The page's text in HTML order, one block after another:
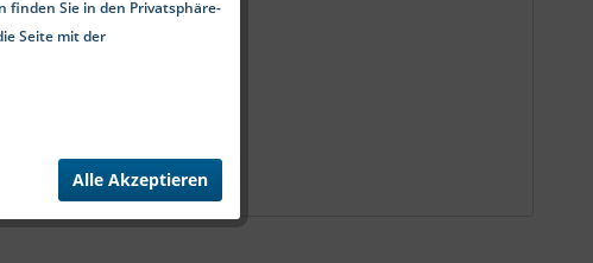
finden Sie in den Privatsphäre-
Seite mit der
Alle Akzeptieren